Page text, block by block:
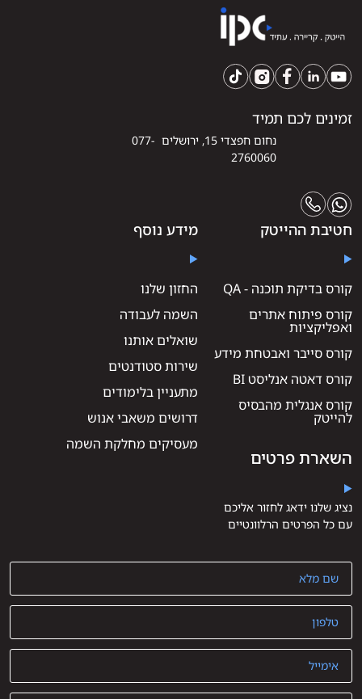
זמינים לכם תמיד
נחום חפצדי 15, ירושלים 077-
2760060
חטיבת ההייטק
קורס בדיקת תוכנה - QA
קורס פיתוח אתרים
ואפליקציות
קורס סייבר ואבטחת מידע
קורס דאטה אנליסט BI
קורס אנגלית מהבסיס
להייטק
מידע נוסף
החזון שלנו
השמה לעבודה
שואלים אותנו
שירות סטודנטים
מתעניין בלימודים
דרושים משאבי אנוש
מעסיקים מחלקת השמה
השארת פרטים
נציג שלנו ידאג לחזור אליכם
עם כל הפרטים הרלוונטיים